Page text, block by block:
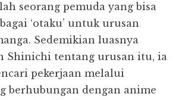
seorang pemuda yang bisa
‘otaku’ untuk urusan
Sedemikian luasnya
Shinichi tentang urusan itu, ia
pekerjaan melalui
berhubungan dengan anime